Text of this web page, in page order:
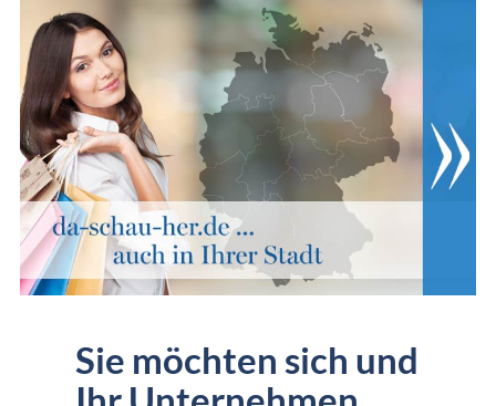
Sie möchten sich und